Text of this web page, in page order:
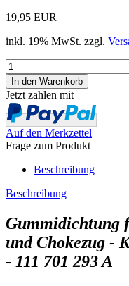
19,95 EUR
inkl. 19% MwSt. zzgl.
Jetzt zahlen mit
Auf den Merkzettel
Frage zum Produkt
Beschreibung
Beschreibung
Gummidichtung
und Chokezug -
- 111 701 293 A